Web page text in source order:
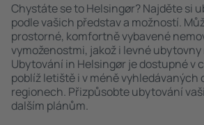
Chystáte se to Helsingør? Najděte si
podle vašich představ a možností.
prostorné, komfortně vybavené
vymoženostmi, jakož i levné
Ubytování in Helsingør je dostupné v
poblíž letiště i v méně vyhledávaných
regionech. Přizpůsobte ubytování
dalším plánům.